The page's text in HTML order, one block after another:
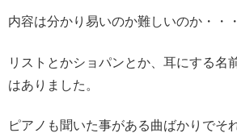
内容は分かり易いのか難しいのか・・
リストとかショパンとか、耳にする名
はありました。
ピアノも聞いた事がある曲ばかりでそ